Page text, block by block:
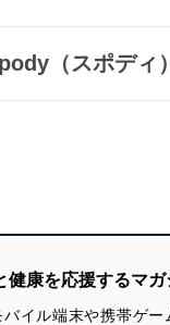
（スポディ
健康を応援するマガ
イル端末や携帯ゲ